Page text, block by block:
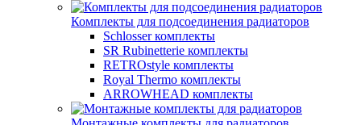
Комплекты для подсоединения радиаторов
Schlosser комплекты
SR Rubinetterie комплекты
RETROstyle комплекты
Royal Thermo комплекты
ARROWHEAD комплекты